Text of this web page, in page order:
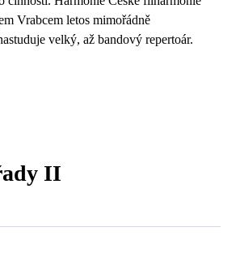
Vrabcem letos mimořádně
velký, až bandový repertoár.
II